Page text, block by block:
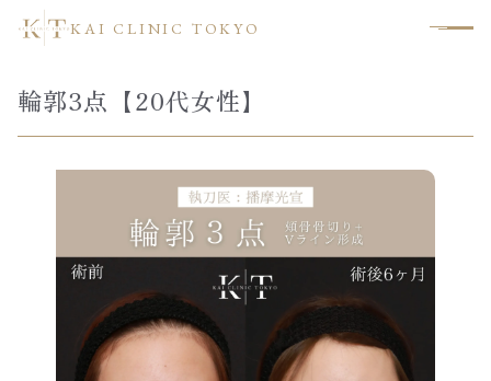
KAI CLINIC TOKYO
輪郭3点【20代女性】